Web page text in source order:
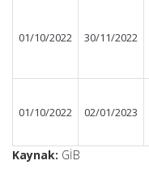
01/10/2022 30/11/2022
01/10/2022 02/01/2023
Kaynak: GİB